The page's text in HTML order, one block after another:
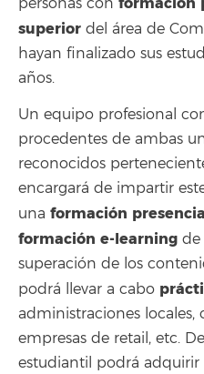
superior del área de
hayan finalizado sus
años.
Un equipo profesional
procedentes de ambas
reconocidos
encargará de impartir
una formación
formación e-learning de
superación de los
podrá llevar a cabo
administraciones locales,
empresas de retail, etc.
estudiantil podrá adquirir